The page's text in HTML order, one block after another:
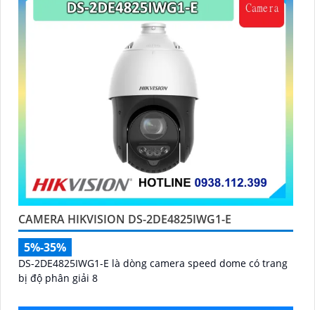
CAMERA HIKVISION DS-2DE4825IWG1-E
5%-35%
DS-2DE4825IWG1-E là dòng camera speed dome có trang
bị độ phân giải 8